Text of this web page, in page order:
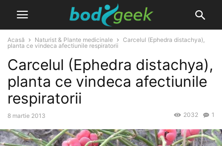
Acasă Naturist & Plante medicinale
Carcelul (Ephedra distachya),
planta ce vindeca afectiunile respiratorii
Carcelul (Ephedra distachya),
planta ce vindeca afectiunile
respiratorii
8 martie 2013 1
2032